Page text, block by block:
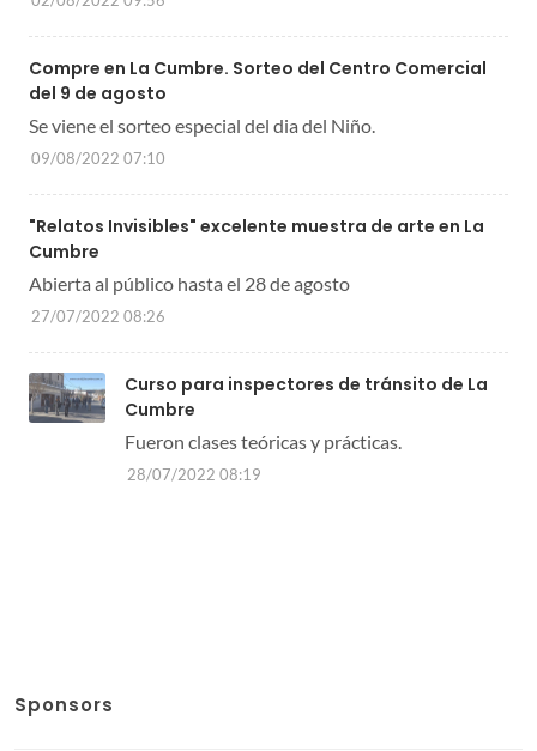
Compre en La Cumbre. Sorteo del Centro Comercial
del 9 de agosto
Se viene el sorteo especial del dia del Niño.
09/08/2022 07:10
"Relatos Invisibles" excelente muestra de arte en La
Cumbre
Abierta al público hasta el 28 de agosto
27/07/2022 08:26
Curso para inspectores de tránsito de La
Cumbre
Fueron clases teóricas y prácticas.
28/07/2022 08:19
Sponsors